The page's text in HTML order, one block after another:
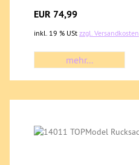
EUR 74,99
inkl. 19 % USt zzgl. Versandkosten
mehr...